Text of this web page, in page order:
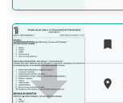


